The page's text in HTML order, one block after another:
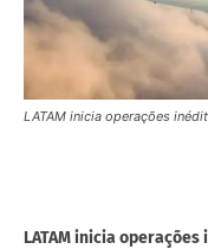
LATAM inicia operações
LATAM inicia